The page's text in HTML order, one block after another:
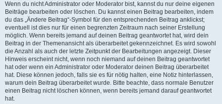
Wenn du nicht Administrator oder Moderator bist, kannst du nur deine eigenen
Beiträge bearbeiten oder löschen. Du kannst einen Beitrag bearbeiten, indem
du das „Ändere Beitrag“-Symbol für den entsprechenden Beitrag anklickst;
eventuell ist dies nur für einen begrenzten Zeitraum nach seiner Erstellung
möglich. Wenn bereits jemand auf deinen Beitrag geantwortet hat, wird dein
Beitrag in der Themenansicht als überarbeitet gekennzeichnet. Es wird sowohl
die Anzahl als auch der letzte Zeitpunkt der Bearbeitungen angezeigt. Dieser
Hinweis erscheint nicht, wenn noch niemand auf deinen Beitrag geantwortet
hat oder wenn ein Administrator oder Moderator deinen Beitrag überarbeitet
hat. Diese können jedoch, falls sie es für nötig halten, eine Notiz hinterlassen,
warum dein Beitrag überarbeitet wurde. Bitte beachte, dass normale Benutzer
einen Beitrag nicht löschen können, wenn bereits jemand darauf geantwortet
hat.